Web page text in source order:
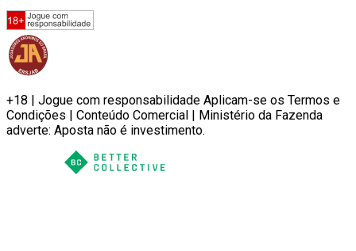
+18 | Jogue com responsabilidade Aplicam-se os Termos e
Condições | Conteúdo Comercial | Ministério da Fazenda
adverte: Aposta não é investimento.